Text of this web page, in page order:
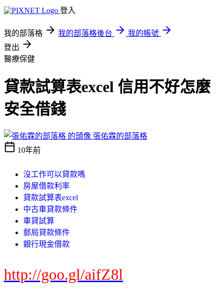
登入
我的部落格 我的部落格後台
我的帳號
登出
醫療保健
貸款試算表excel 信用不好怎麼
安全借錢
張佑霖的部落格
10年前
沒工作可以貸款嗎
房屋借款利率
貸款試算表excel
中古車貸款條件
車貸試算
郵局貸款條件
銀行現金借款
http://goo.gl/aifZ8l